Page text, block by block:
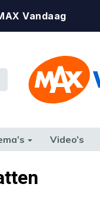
Vandaag
Video’s